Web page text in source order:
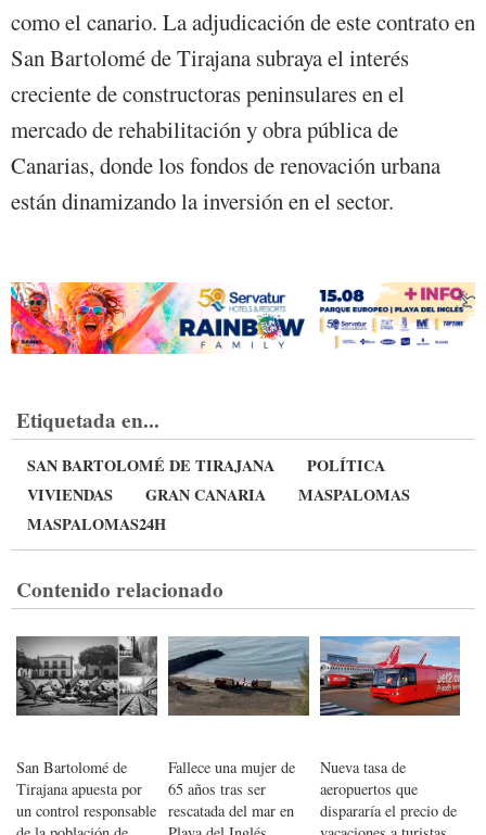
como el canario. La adjudicación de este contrato en
San Bartolomé de Tirajana subraya el interés
creciente de constructoras peninsulares en el
mercado de rehabilitación y obra pública de
Canarias, donde los fondos de renovación urbana
están dinamizando la inversión en el sector.
Etiquetada en...
SAN BARTOLOMÉ DE TIRAJANA
POLÍTICA
VIVIENDAS
GRAN CANARIA
MASPALOMAS
MASPALOMAS24H
Contenido relacionado
San Bartolomé de
Tirajana apuesta por
un control responsable
Fallece una mujer de
65 años tras ser
rescatada del mar en
Nueva tasa de
aeropuertos que
dispararía el precio de